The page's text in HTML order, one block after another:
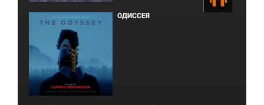
ОДИССЕЯ